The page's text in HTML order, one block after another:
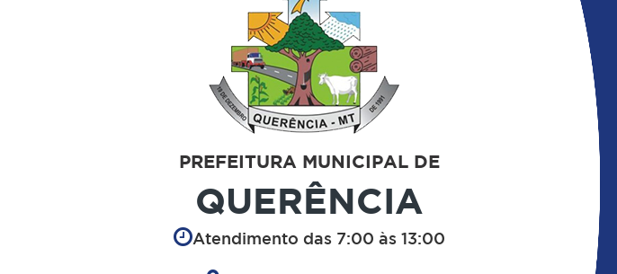
PREFEITURA MUNICIPAL DE
QUERÊNCIA
Atendimento das 7:00 às 13:00